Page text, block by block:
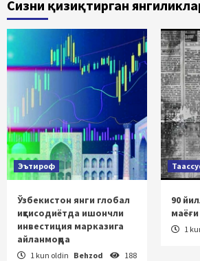
Сизни қизиқтирган
Эътироф
Ўзбекистон янги глобал
иқтисодиётда ишончли
инвестиция марказига
айланмоқда
1 kun oldin Behzod 188
90
1